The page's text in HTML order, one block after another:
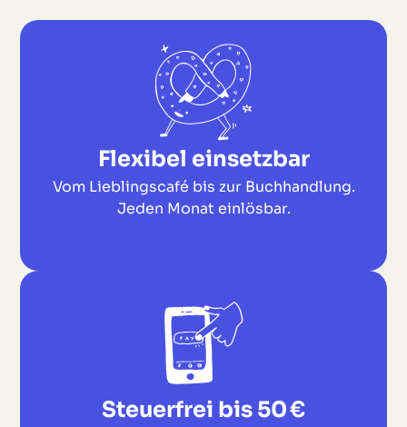
Flexibel einsetzbar
Vom Lieblingscafé bis zur Buchhandlung.
Jeden Monat einlösbar.
Steuerfrei bis 50 €